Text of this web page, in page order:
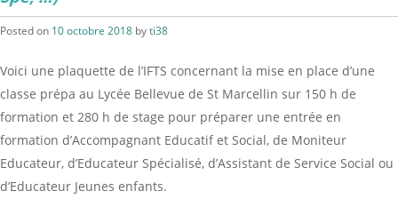
Posted on 10 octobre 2018 byti38
Voici une plaquette de l’IFTS concernant la mise en place d’une
classe prépa au Lycée Bellevue de St Marcellin sur 150 h de
formation et 280 h de stage pour préparer une entrée en
formation d’Accompagnant Educatif et Social, de Moniteur
Educateur, d’Educateur Spécialisé, d’Assistant de Service Social ou
d’Educateur Jeunes enfants.